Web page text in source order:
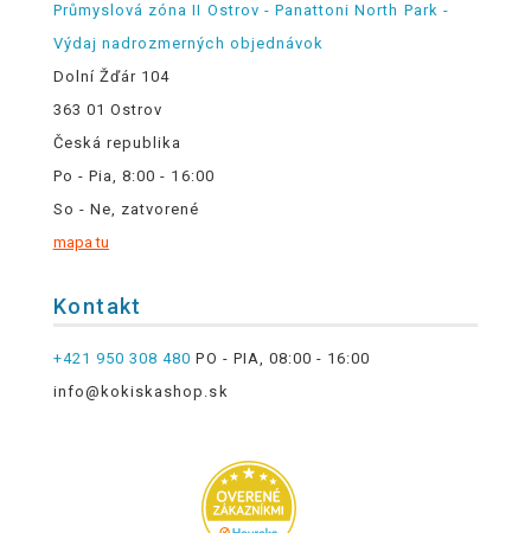
Průmyslová zóna II Ostrov - Panattoni North Park -
Výdaj nadrozmerných objednávok
Dolní Žďár 104
363 01 Ostrov
Česká republika
Po - Pia, 8:00 - 16:00
So - Ne, zatvorené
mapa tu
Kontakt
+421 950 308 480 PO - PIA, 08:00 - 16:00
info@kokiskashop.sk